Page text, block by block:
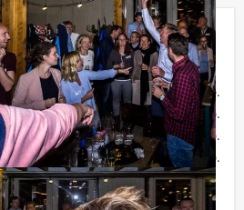
€ 72,50 p.p.
€ 69,50 p.p.
€ 66,50 p.p.
€ 64,50 p.p.